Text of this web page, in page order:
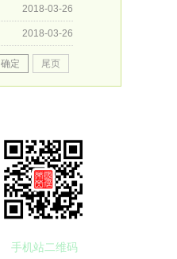
2018-03-26
2018-03-26
确定 尾页
手机站二维码